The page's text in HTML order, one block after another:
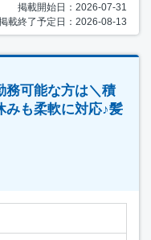
掲載開始日：2026-07-31
載終了予定日：2026-08-13
務可能な方は＼積
みも柔軟に対応♪髪